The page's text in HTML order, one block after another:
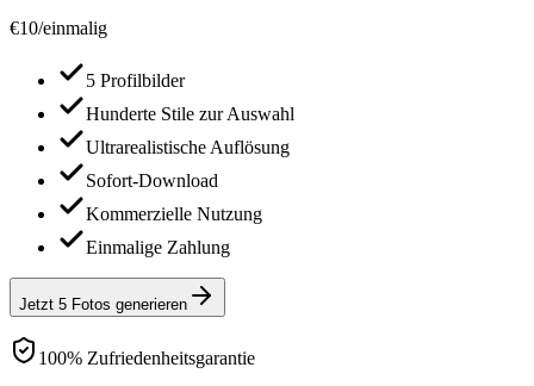
€10/einmalig
5 Profilbilder
Hunderte Stile zur Auswahl
Ultrarealistische Auflösung
Sofort-Download
Kommerzielle Nutzung
Einmalige Zahlung
Jetzt 5 Fotos generieren
100% Zufriedenheitsgarantie